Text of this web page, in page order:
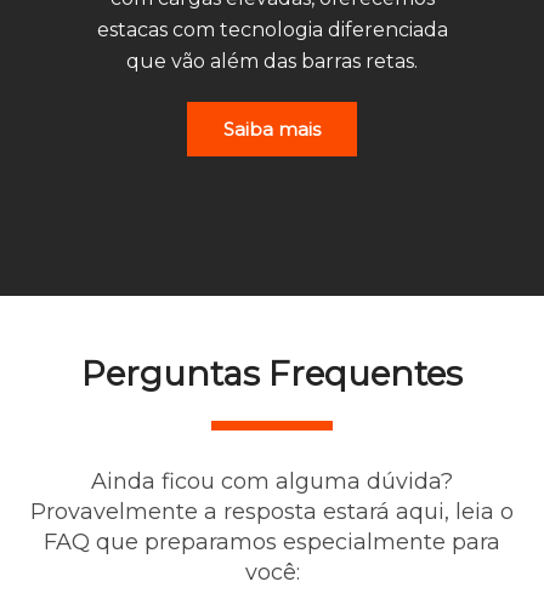
estacas com tecnologia diferenciada
que vão além das barras retas.
Saiba mais
Perguntas Frequentes
Ainda ficou com alguma dúvida?
Provavelmente a resposta estará aqui, leia o
FAQ que preparamos especialmente para
você: